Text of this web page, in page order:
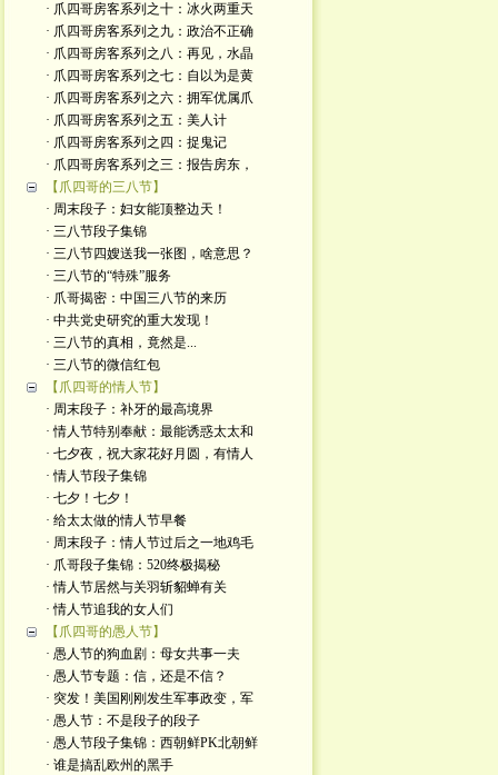
· 爪四哥房客系列之十：冰火两重天
· 爪四哥房客系列之九：政治不正确
· 爪四哥房客系列之八：再见，水晶
· 爪四哥房客系列之七：自以为是黄
· 爪四哥房客系列之六：拥军优属爪
· 爪四哥房客系列之五：美人计
· 爪四哥房客系列之四：捉鬼记
· 爪四哥房客系列之三：报告房东，
【爪四哥的三八节】
· 周末段子：妇女能顶整边天！
· 三八节段子集锦
· 三八节四嫂送我一张图，啥意思？
· 三八节的“特殊”服务
· 爪哥揭密：中国三八节的来历
· 中共党史研究的重大发现！
· 三八节的真相，竟然是...
· 三八节的微信红包
【爪四哥的情人节】
· 周末段子：补牙的最高境界
· 情人节特别奉献：最能诱惑太太和
· 七夕夜，祝大家花好月圆，有情人
· 情人节段子集锦
· 七夕！七夕！
· 给太太做的情人节早餐
· 周末段子：情人节过后之一地鸡毛
· 爪哥段子集锦：520终极揭秘
· 情人节居然与关羽斩貂蝉有关
· 情人节追我的女人们
【爪四哥的愚人节】
· 愚人节的狗血剧：母女共事一夫
· 愚人节专题：信，还是不信？
· 突发！美国刚刚发生军事政变，军
· 愚人节：不是段子的段子
· 愚人节段子集锦：西朝鲜PK北朝鲜
· 谁是搞乱欧州的黑手